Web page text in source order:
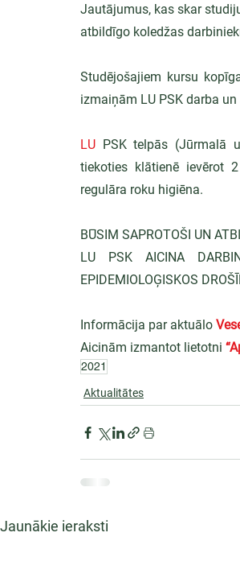
Jautājumus, kas skar
atbildīgo koledžas
Studējošajiem kursu
izmaiņām LU PSK darba
LU PSK telpās (Jūrmalā
tiekoties klātienē ievērot
regulāra roku higiēna.
BŪSIM SAPROTOŠI UN
LU PSK AICINA
EPIDEMIOLOĢISKOS
Informācija par aktuālo
Aicinām izmantot lietotni
2021
Aktualitātes
Jaunākie ieraksti